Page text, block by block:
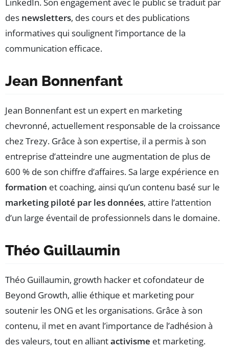
LinkedIn. Son engagement avec le public se traduit par
des newsletters, des cours et des publications
informatives qui soulignent l’importance de la
communication efficace.
Jean Bonnenfant
Jean Bonnenfant est un expert en marketing
chevronné, actuellement responsable de la croissance
chez Trezy. Grâce à son expertise, il a permis à son
entreprise d’atteindre une augmentation de plus de
600 % de son chiffre d’affaires. Sa large expérience en
formation et coaching, ainsi qu’un contenu basé sur le
marketing piloté par les données, attire l’attention
d’un large éventail de professionnels dans le domaine.
Théo Guillaumin
Théo Guillaumin, growth hacker et cofondateur de
Beyond Growth, allie éthique et marketing pour
soutenir les ONG et les organisations. Grâce à son
contenu, il met en avant l’importance de l’adhésion à
des valeurs, tout en alliantactivisme et marketing.